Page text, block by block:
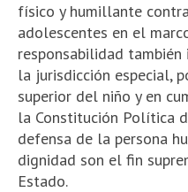
físico y humillante
adolescentes en el
responsabilidad
la jurisdicción especial,
superior del niño y en
la Constitución Política
defensa de la persona
dignidad son el fin
Estado.